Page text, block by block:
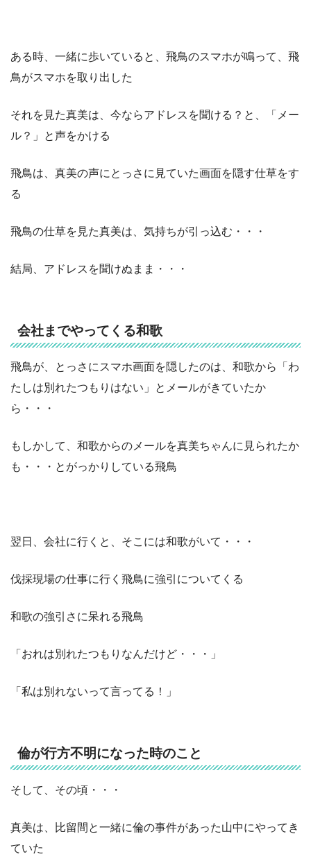
ある時、一緒に歩いていると、飛鳥のスマホが鳴って、飛
鳥がスマホを取り出した
それを見た真美は、今ならアドレスを聞ける？と、「メー
ル？」と声をかける
飛鳥は、真美の声にとっさに見ていた画面を隠す仕草をす
る
飛鳥の仕草を見た真美は、気持ちが引っ込む・・・
結局、アドレスを聞けぬまま・・・
会社までやってくる和歌
飛鳥が、とっさにスマホ画面を隠したのは、和歌から「わ
たしは別れたつもりはない」とメールがきていたか
ら・・・
もしかして、和歌からのメールを真美ちゃんに見られたか
も・・・とがっかりしている飛鳥
翌日、会社に行くと、そこには和歌がいて・・・
伐採現場の仕事に行く飛鳥に強引についてくる
和歌の強引さに呆れる飛鳥
「おれは別れたつもりなんだけど・・・」
「私は別れないって言ってる！」
倫が行方不明になった時のこと
そして、その頃・・・
真美は、比留間と一緒に倫の事件があった山中にやってき
ていた